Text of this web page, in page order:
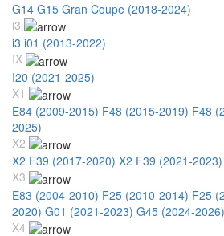
G14 G15 Gran Coupe (2018-2024)
i3
i3 i01 (2013-2022)
IX
I20 (2021-2025)
X1
E84 (2009-2015) F48 (2015-2019) F48
2025)
X2
X2 F39 (2017-2020) X2 F39 (2021-2023)
X3
E83 (2004-2010) F25 (2010-2014) F25
2020) G01 (2021-2023) G45 (2024-2026)
X4